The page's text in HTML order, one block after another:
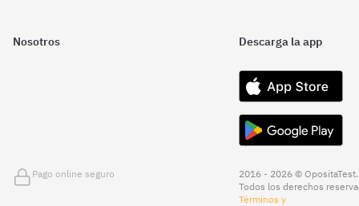
Nosotros Descarga la app
Pago online seguro
2016 - 2026 © OpositaTest.
Todos los derechos
Términos y